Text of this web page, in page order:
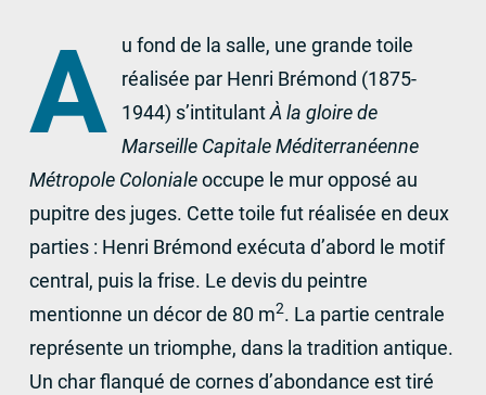
A
u fond de la salle, une grande toile
réalisée par Henri Brémond (1875-
1944) s’intitulantÀ la gloire de
Marseille Capitale Méditerranéenne
Métropole Colonialeoccupe le mur opposé au
pupitre des juges. Cette toile fut réalisée en deux
parties : Henri Brémond exécuta d’abord le motif
central, puis la frise. Le devis du peintre
mentionne un décor de 80 m2. La partie centrale
représente un triomphe, dans la tradition antique.
Un char flanqué de cornes d’abondance est tiré